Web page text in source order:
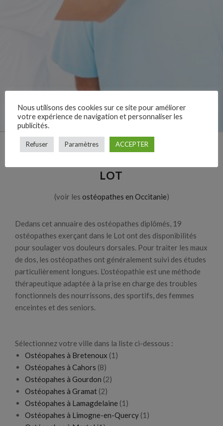
LOT
(voir les ostéopathes en Occitanie)
Dedans cet annuaire des ostéopathes diplômés, 19
ostéopathes exerçant dans le Lot ont des disponibilités
pour soulager vos douleurs dorsales. Pour traiter les maux
de dos, les ostéopathes ont généralement suivi des études
particulièrement longues. L'ostéopathie est une méthode
thérapeutique adaptée à la prise en charge des troubles
fonctionnels des nourrissons, des sportifs, des femmes
enceintes et des seniors.
Sélectionnez votre ville dans la liste ci-dessous :
Ostéopahes à Bretenoux (1)
Ostéopahes à Cahors (8)
Ostéopahes à Gourdon (2)
Ostéopahes à Gramat (2)
Ostéopahes à Lamagdelaine (1)
Ostéopahes à Limogne-en-Quercy (1)
Nous utilisons des cookies sur ce site pour améliorer
votre expérience de navigation et personnaliser les
publicités.
Refuser Paramètres ACCEPTER